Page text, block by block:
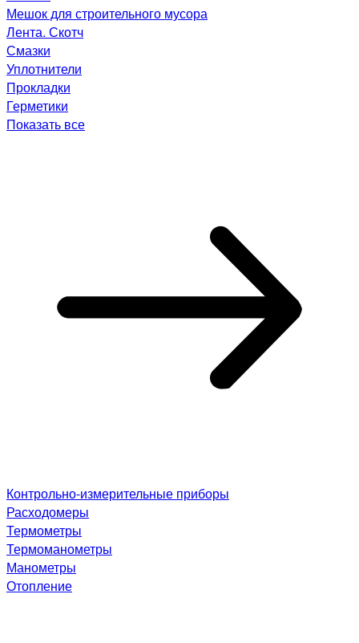
Мешок для строительного мусора
Лента. Скотч
Смазки
Уплотнители
Прокладки
Герметики
Показать все
Контрольно-измерительные приборы
Расходомеры
Термометры
Термоманометры
Манометры
Отопление